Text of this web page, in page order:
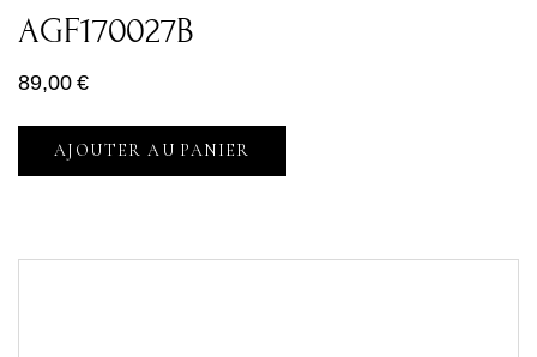
AGF170027B
89,00€
AJOUTER AU PANIER